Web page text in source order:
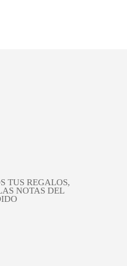
TUS REGALOS,
NOTAS DEL